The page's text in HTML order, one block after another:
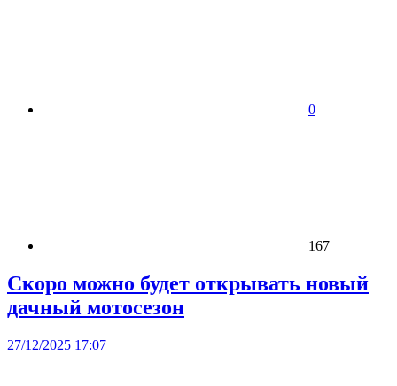
0
167
Скоро можно будет открывать новый
дачный мотосезон
27/12/2025 17:07